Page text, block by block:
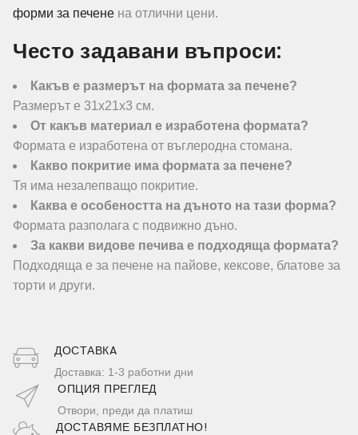
форми за печене на отлични цени.
Често задавани въпроси:
Какъв е размерът на формата за печене?
Размерът е 31х21х3 см.
От какъв материал е изработена формата?
Формата е изработена от въглеродна стомана.
Какво покритие има формата за печене?
Тя има незалепващо покритие.
Каква е особеността на дъното на тази форма?
Формата разполага с подвижно дъно.
За какви видове печива е подходяща формата?
Подходяща е за печене на пайове, кексове, блатове за
торти и други.
ДОСТАВКA
Доставка: 1-3 работни дни
ОПЦИЯ ПРЕГЛЕД
Отвори, преди да платиш
ДОСТАВЯМЕ БЕЗПЛАТНО!